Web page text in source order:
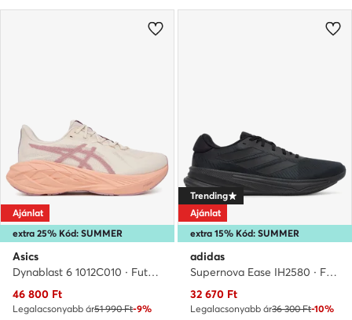
extra 25% Kód: SUMMER
Ajánlat
Asics
Dynablast 6 1012C010 · Futócipő
Aktuális ár
46 800 Ft
Legalacsonyabb ár51 990 Ft-9%
extra 15% Kód: SUMMER
Trending
Ajánlat
adidas
Supernova Ease IH2580 · Futócipő
Aktuális ár
32 670 Ft
Legalacsonyabb ár36 300 Ft-10%